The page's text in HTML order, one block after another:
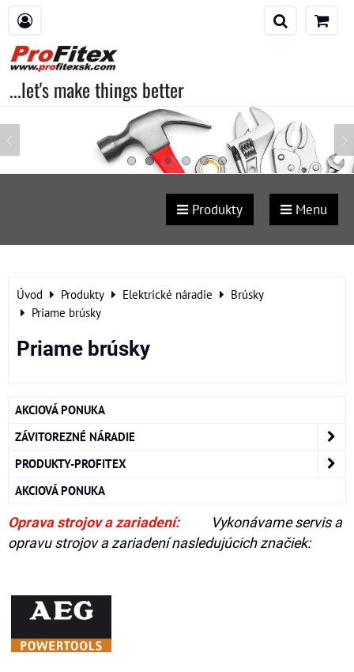
...let's make things better
Produkty Menu
Úvod Produkty Elektrické náradie
Brúsky
Priame brúsky
Priame brúsky
AKCIOVÁ PONUKA
ZÁVITOREZNÉ NÁRADIE
PRODUKTY-PROFITEX
AKCIOVÁ PONUKA
Oprava strojov a zariadení:
Vykonávame servis a
opravu strojov a zariadení nasledujúcich značiek: